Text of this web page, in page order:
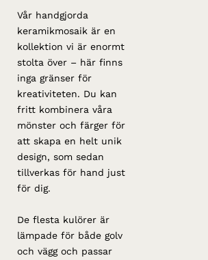
Vår handgjorda
keramikmosaik är en
kollektion vi är enormt
stolta över – här finns
inga gränser för
kreativiteten. Du kan
fritt kombinera våra
mönster och färger för
att skapa en helt unik
design, som sedan
tillverkas för hand just
för dig.
De flesta kulörer är
lämpade för både golv
och vägg och passar